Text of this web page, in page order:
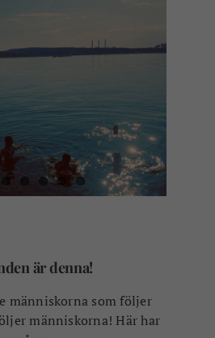
är denna!
människorna som följer
människorna! Här har